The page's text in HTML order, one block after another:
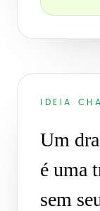
IDEIA
Um
é uma
sem